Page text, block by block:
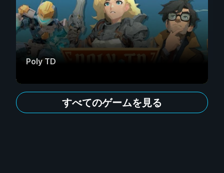
Poly TD
すべてのゲームを見る